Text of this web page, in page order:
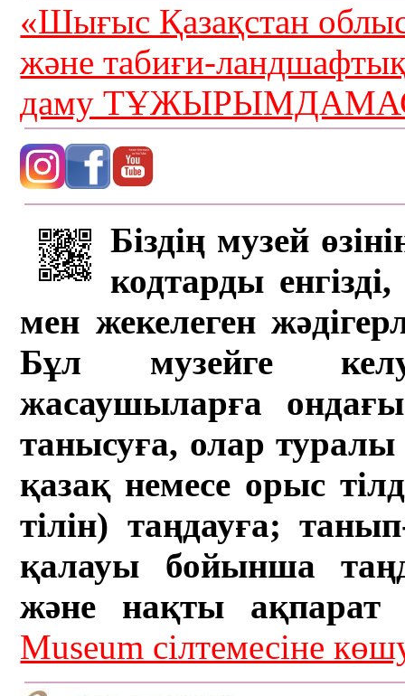
«Шығыс Қазақстан
және табиғи-
даму
Біздің музей
кодтарды
мен жекелеген
Бұл музейге
жасаушыларға
танысуға, олар туралы
қазақ немесе орыс
тілін) таңдауға;
қалауы бойынша
және нақты ақпарат
Museum сілтемесіне